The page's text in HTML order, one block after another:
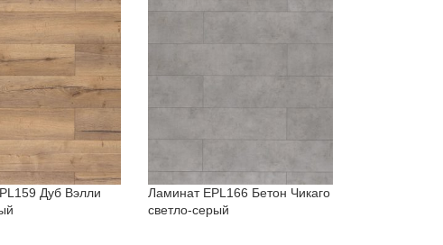
Дуб Вэлли
Ламинат EPL166 Бетон Чикаго
светло-серый